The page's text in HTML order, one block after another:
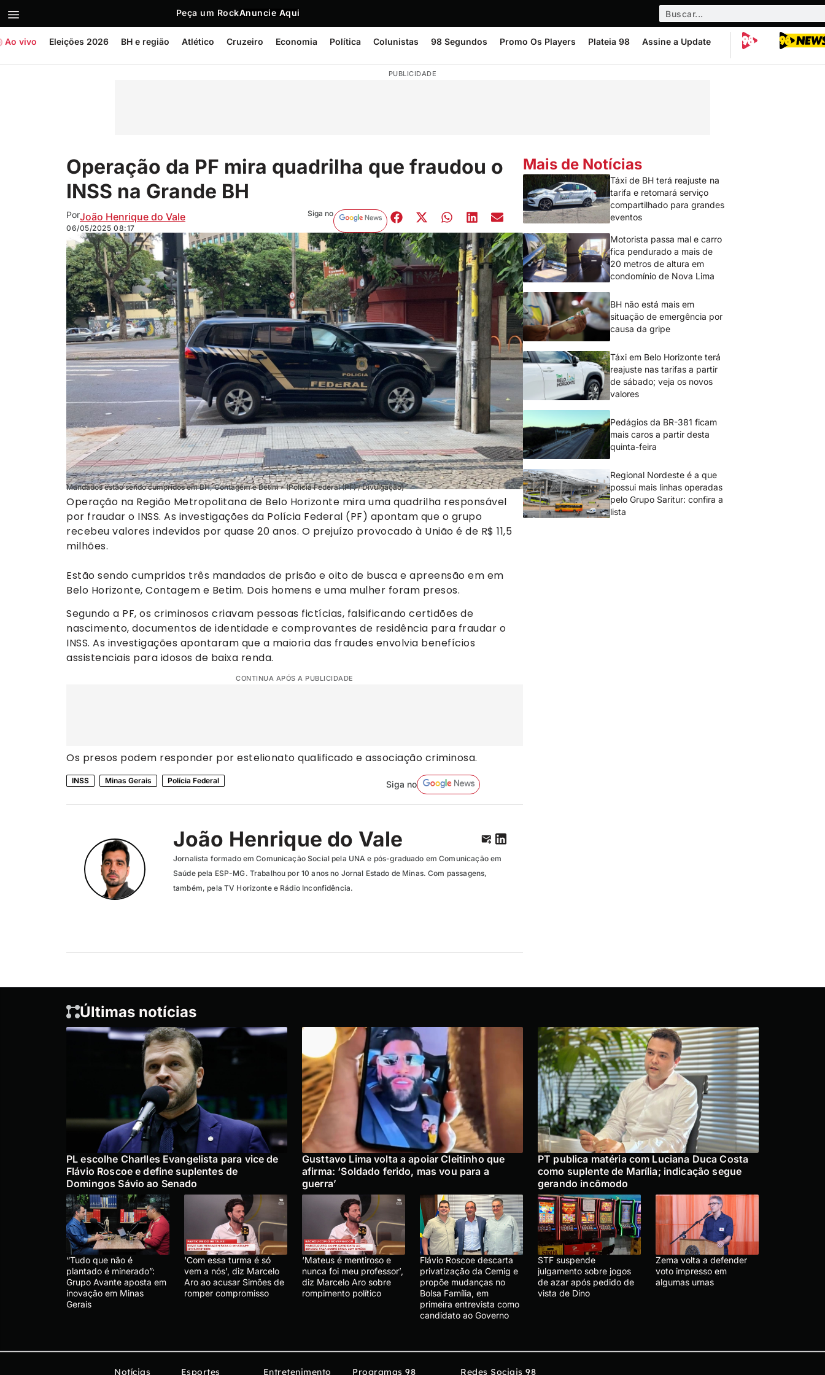
Peça um RockAnuncie Aqui
Ao vivo Eleições 2026 BH e região Atlético Cruzeiro Economia Política Colunistas 98 Segundos Promo Os Players Plateia 98 Assine a Update
PUBLICIDADE
Operação da PF mira quadrilha que fraudou o
INSS na Grande BH
PorJoão Henrique do Vale
06/05/2025 08:17
Siga no
Mandados estão sendo cumpridos em BH, Contagem e Betim - (Polícia Federal (PF) / Divulgação)
Operação na Região Metropolitana de Belo Horizonte mira uma quadrilha responsável
por fraudar o INSS. As investigações da Polícia Federal (PF) apontam que o grupo
recebeu valores indevidos por quase 20 anos. O prejuízo provocado à União é de R$ 11,5
milhões.
Estão sendo cumpridos três mandados de prisão e oito de busca e apreensão em em
Belo Horizonte, Contagem e Betim. Dois homens e uma mulher foram presos.
Segundo a PF, os criminosos criavam pessoas fictícias, falsificando certidões de
nascimento, documentos de identidade e comprovantes de residência para fraudar o
INSS. As investigações apontaram que a maioria das fraudes envolvia benefícios
assistenciais para idosos de baixa renda.
CONTINUA APÓS A PUBLICIDADE
Os presos podem responder por estelionato qualificado e associação criminosa.
INSS Minas Gerais Polícia Federal Siga no
João Henrique do Vale
Jornalista formado em Comunicação Social pela UNA e pós-graduado em Comunicação em
Saúde pela ESP-MG. Trabalhou por 10 anos no Jornal Estado de Minas. Com passagens,
também, pela TV Horizonte e Rádio Inconfidência.
Mais de Notícias
Táxi de BH terá reajuste na
tarifa e retomará serviço
compartilhado para grandes
eventos
Motorista passa mal e carro
fica pendurado a mais de
20 metros de altura em
condomínio de Nova Lima
BH não está mais em
situação de emergência por
causa da gripe
Táxi em Belo Horizonte terá
reajuste nas tarifas a partir
de sábado; veja os novos
valores
Pedágios da BR-381 ficam
mais caros a partir desta
quinta-feira
Regional Nordeste é a que
possui mais linhas operadas
pelo Grupo Saritur: confira a
lista
Últimas notícias
PL escolhe Charlles Evangelista para vice de
Flávio Roscoe e define suplentes de
Domingos Sávio ao Senado
Gusttavo Lima volta a apoiar Cleitinho que
afirma: ‘Soldado ferido, mas vou para a
guerra’
PT publica matéria com Luciana Duca Costa
como suplente de Marília; indicação segue
gerando incômodo
“Tudo que não é
plantado é minerado”:
Grupo Avante aposta em
inovação em Minas
Gerais
‘Com essa turma é só
vem a nós’, diz Marcelo
Aro ao acusar Simões de
romper compromisso
‘Mateus é mentiroso e
nunca foi meu professor’,
diz Marcelo Aro sobre
rompimento político
Flávio Roscoe descarta
privatização da Cemig e
propõe mudanças no
Bolsa Família, em
primeira entrevista como
candidato ao Governo
STF suspende
julgamento sobre jogos
de azar após pedido de
vista de Dino
Zema volta a defender
voto impresso em
algumas urnas
Notícias
Esportes
Entretenimento
Programas 98
Redes Sociais 98